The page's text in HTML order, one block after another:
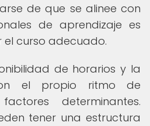
de que se alinee con
de aprendizaje es
el curso adecuado.
de horarios y la
el propio ritmo de
determinantes.
tener una estructura